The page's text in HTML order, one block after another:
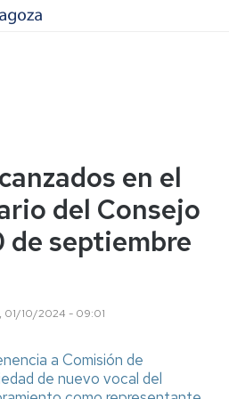
en el
del Consejo
de septiembre
01/10/2024 - 09:01
a Comisión de
de nuevo vocal del